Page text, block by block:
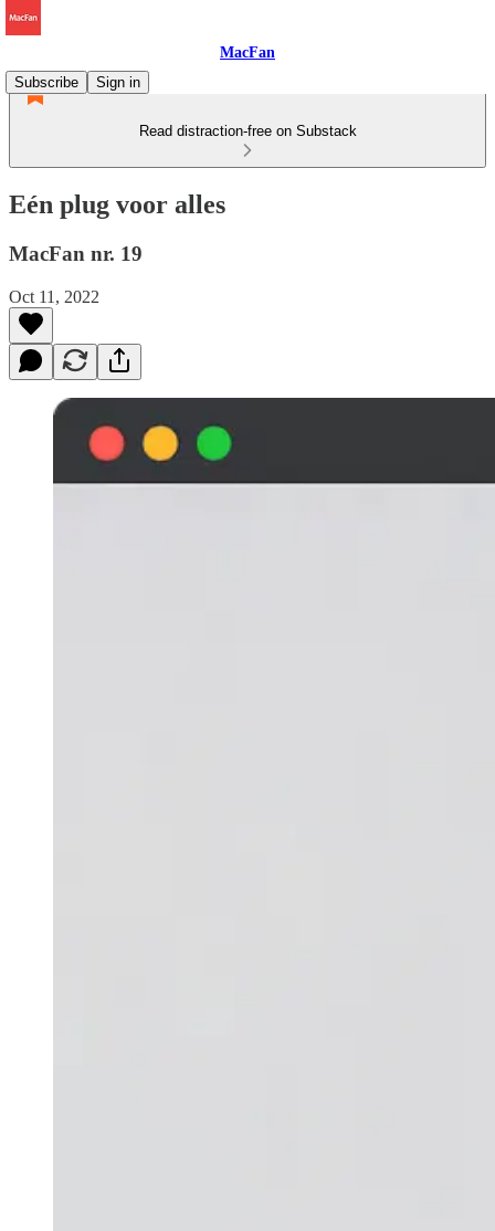
MacFan
Subscribe
Sign in
Read distraction-free on Substack
Eén plug voor alles
MacFan nr. 19
Oct 11, 2022